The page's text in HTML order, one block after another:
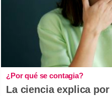
¿Por qué se contagia?
La ciencia explica